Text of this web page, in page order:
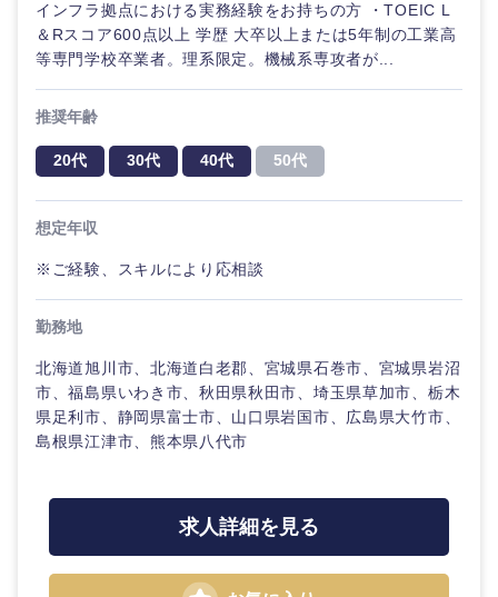
インフラ拠点における実務経験をお持ちの方 ・TOEIC L
＆Rスコア600点以上 学歴 大卒以上または5年制の工業高
等専門学校卒業者。理系限定。機械系専攻者が...
推奨年齢
20代 30代 40代 50代
想定年収
※ご経験、スキルにより応相談
勤務地
北海道旭川市、北海道白老郡、宮城県石巻市、宮城県岩沼
市、福島県いわき市、秋田県秋田市、埼玉県草加市、栃木
県足利市、静岡県富士市、山口県岩国市、広島県大竹市、
島根県江津市、熊本県八代市
求人詳細を見る